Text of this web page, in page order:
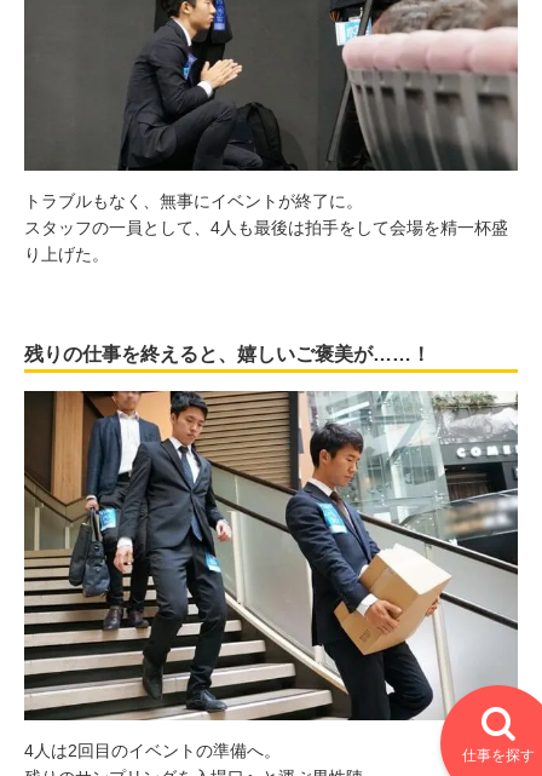
トラブルもなく、無事にイベントが終了に。
スタッフの一員として、4人も最後は拍手をして会場を精一杯盛
り上げた。
残りの仕事を終えると、嬉しいご褒美が……！
4人は2回目のイベントの準備へ。
仕事を探す